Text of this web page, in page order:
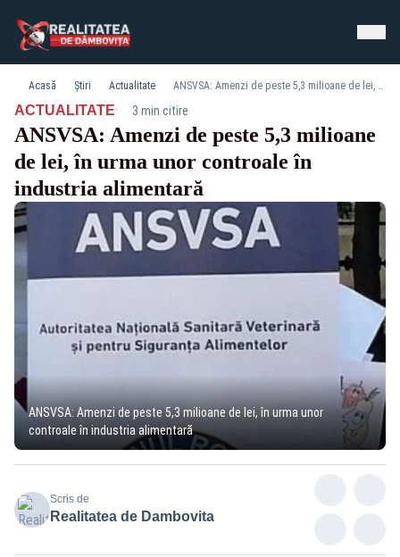
Acasă Știri Actualitate ANSVSA: Amenzi de peste 5,3 milioane de lei, în urma unor controale în industria alimentară
ACTUALITATE· 3 min citire
ANSVSA: Amenzi de peste 5,3 milioane
de lei, în urma unor controale în
industria alimentară
ANSVSA: Amenzi de peste 5,3 milioane de lei, în urma unor
controale în industria alimentară
Scris de
Realitatea de Dambovita